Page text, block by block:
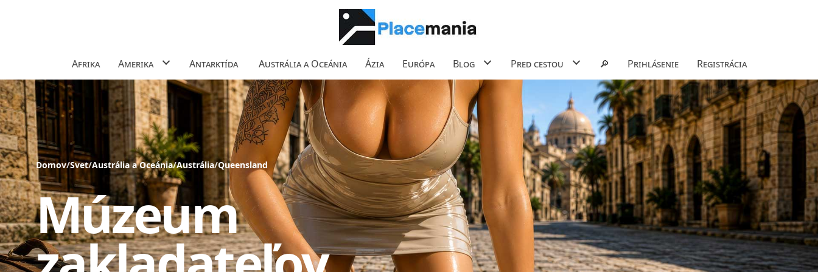
Afrika Amerika Antarktída Austrália a Oceánia Ázia Európa Blog Pred cestou 🔎 Prihlásenie Registrácia
Domov/Svet/Austrália a Oceánia/Austrália/Queensland
Múzeum